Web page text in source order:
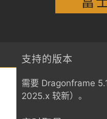
支持的版本
需要 Dragonframe
2025.x 较新）。